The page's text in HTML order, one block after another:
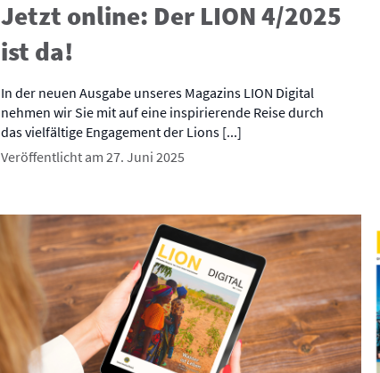
Jetzt online: Der LION 4/2025
ist da!
In der neuen Ausgabe unseres Magazins LION Digital
nehmen wir Sie mit auf eine inspirierende Reise durch
das vielfältige Engagement der Lions [...]
Veröffentlicht am 27. Juni 2025